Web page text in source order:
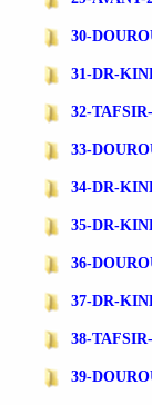
30-
31-DR-
32-
33-
34-DR-
35-DR-
36-
37-DR-
38-
39-